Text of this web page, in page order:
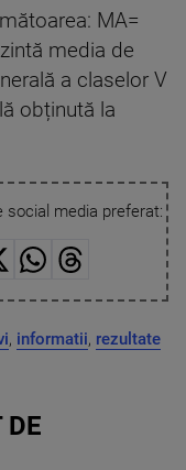
MA=
media de
a claselor V
obținută la
social media preferat:
, informatii, rezultate
DE